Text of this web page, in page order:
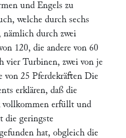
und Engels zu
welche durch sechs
durch zwei
120, die andere von 60
vier Turbinen, zwei von je
von 25 Pferdekräften Die
erklären, daß die
vollkommen erfüllt und
die geringste
hat, obgleich die